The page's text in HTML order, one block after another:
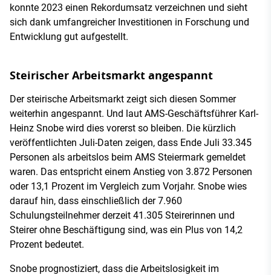
konnte 2023 einen Rekordumsatz verzeichnen und sieht
sich dank umfangreicher Investitionen in Forschung und
Entwicklung gut aufgestellt.
Steirischer Arbeitsmarkt angespannt
Der steirische Arbeitsmarkt zeigt sich diesen Sommer
weiterhin angespannt. Und laut AMS-Geschäftsführer Karl-
Heinz Snobe wird dies vorerst so bleiben. Die kürzlich
veröffentlichten Juli-Daten zeigen, dass Ende Juli 33.345
Personen als arbeitslos beim AMS Steiermark gemeldet
waren. Das entspricht einem Anstieg von 3.872 Personen
oder 13,1 Prozent im Vergleich zum Vorjahr. Snobe wies
darauf hin, dass einschließlich der 7.960
Schulungsteilnehmer derzeit 41.305 Steirerinnen und
Steirer ohne Beschäftigung sind, was ein Plus von 14,2
Prozent bedeutet.
Snobe prognostiziert, dass die Arbeitslosigkeit im